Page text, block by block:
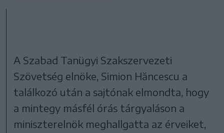
A Szabad Tanügyi Szakszervezeti
Szövetség elnöke, Simion Hăncescu a
találkozó után a sajtónak elmondta, hogy
a mintegy másfél órás tárgyaláson a
miniszterelnök meghallgatta az érveiket,